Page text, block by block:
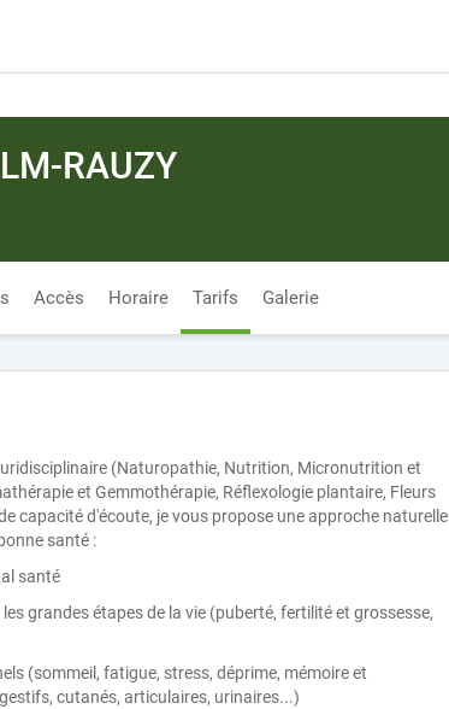
RAUZY
Accès Horaire Tarifs Galerie
(Naturopathie, Nutrition, Micronutrition et
et Gemmothérapie, Réflexologie plantaire, Fleurs
capacité d'écoute, je vous propose une approche naturelle
santé :
santé
grandes étapes de la vie (puberté, fertilité et grossesse,
(sommeil, fatigue, stress, déprime, mémoire et
cutanés, articulaires, urinaires...)